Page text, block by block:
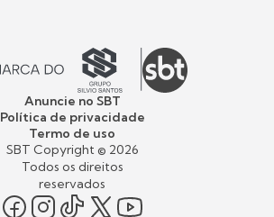
Anuncie no SBT
Política de privacidade
Termo de uso
SBT Copyright © 2026
Todos os direitos
reservados